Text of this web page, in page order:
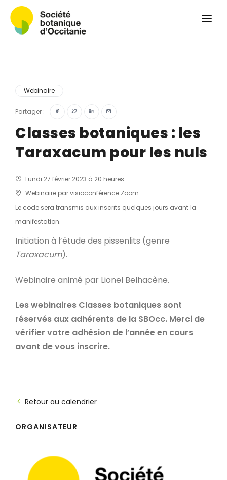
Convergences botaniques
Herbier PCPR
Ressources
Actualités et calendrier
Contact
Webinaire
Partager :
Classes botaniques : les
Taraxacum pour les nuls
Lundi 27 février 2023 à 20 heures
Webinaire par visioconférence Zoom.
Le code sera transmis aux inscrits quelques jours avant la
manifestation.
Initiation à l’étude des pissenlits (genre
Taraxacum).
Webinaire animé par Lionel Belhacène.
Les webinaires Classes botaniques sont
réservés aux adhérents de la SBOcc. Merci de
vérifier votre adhésion de l’année en cours
avant de vous inscrire.
Retour au calendrier
ORGANISATEUR